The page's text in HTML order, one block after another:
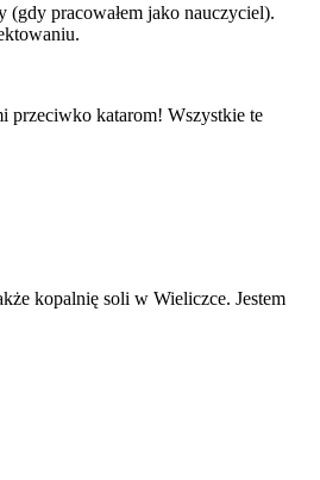
(gdy pracowałem jako nauczyciel).
przeciwko katarom! Wszystkie te
kopalnię soli w Wieliczce. Jestem